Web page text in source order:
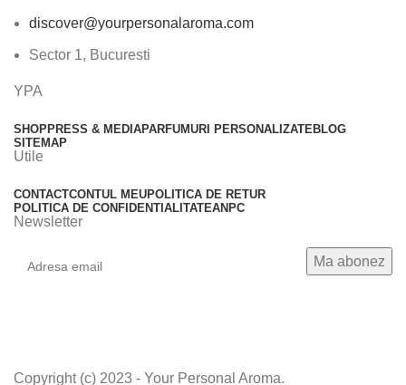
discover@yourpersonalaroma.com
Sector 1, Bucuresti
YPA
SHOPPRESS & MEDIAPARFUMURI PERSONALIZATE BLOG
SITEMAP
Utile
CONTACTCONTUL MEUPOLITICA DE RETUR
POLITICA DE CONFIDENTIALITATEANPC
Newsletter
Copyright (c) 2023 - Your Personal Aroma.